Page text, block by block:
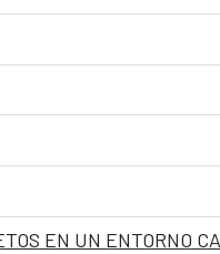
EN UN ENTORNO